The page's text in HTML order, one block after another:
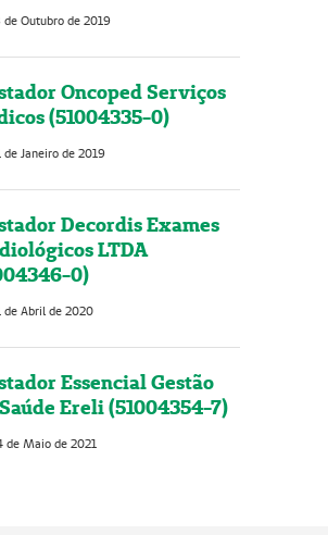
de Outubro de 2019
Oncoped Serviços
(51004335-0)
de Janeiro de 2019
Decordis Exames
LTDA
0)
de Abril de 2020
Essencial Gestão
Ereli (51004354-7)
de Maio de 2021